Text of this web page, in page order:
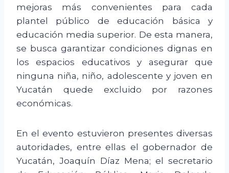
mejoras más convenientes para cada
plantel público de educación básica y
educación media superior. De esta manera,
se busca garantizar condiciones dignas en
los espacios educativos y asegurar que
ninguna niña, niño, adolescente y joven en
Yucatán quede excluido por razones
económicas.
En el evento estuvieron presentes diversas
autoridades, entre ellas el gobernador de
Yucatán, Joaquín Díaz Mena; el secretario